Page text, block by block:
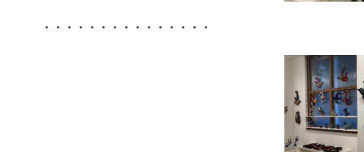
・・・・・・・・・・・・・・・